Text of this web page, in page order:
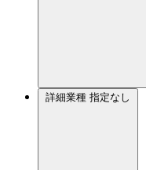
詳細業種 指定なし